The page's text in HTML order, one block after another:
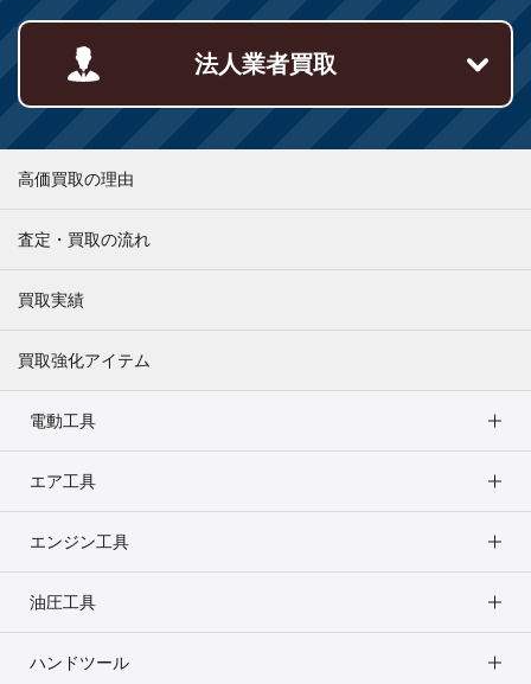
法人業者買取
高価買取の理由
査定・買取の流れ
買取実績
買取強化アイテム
電動工具
エア工具
エンジン工具
油圧工具
ハンドツール